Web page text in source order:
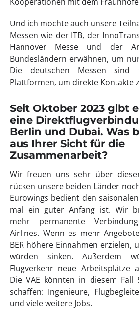
Und ich möchte auch unsere
Messen wie der ITB, der
Hannover Messe und der
Bundesländern erwähnen, um
Die deutschen Messen
Plattformen, um direkte Kontakte
Seit Oktober 2023 gibt
eine
Berlin und Dubai. Was
aus Ihrer Sicht für die
Zusammenarbeit?
Wir freuen uns sehr über
rücken unsere beiden Länder
Eurowings bedient den
mal ein guter Anfang ist. Wir
mehr permanente
Airlines. Wenn es mehr
BER höhere Einnahmen erzielen,
würden sinken. Außerdem
Flugverkehr neue Arbeitsplätze
Die VAE könnten in diesem Fall
schaffen: Ingenieure,
und viele weitere Jobs.